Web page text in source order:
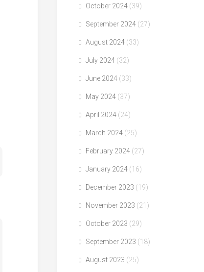
October 2024 (39)
September 2024 (27)
August 2024 (33)
July 2024 (32)
June 2024 (33)
May 2024 (37)
April 2024 (24)
March 2024 (25)
February 2024 (27)
January 2024 (16)
December 2023 (19)
November 2023 (21)
October 2023 (29)
September 2023 (18)
August 2023 (25)